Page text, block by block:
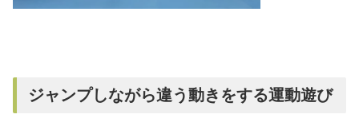
ジャンプしながら違う動きをする運動遊び